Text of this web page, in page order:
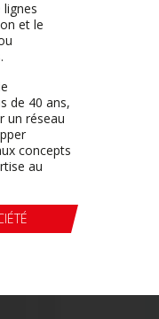
lignes
et le
de 40 ans,
un réseau
concepts
au